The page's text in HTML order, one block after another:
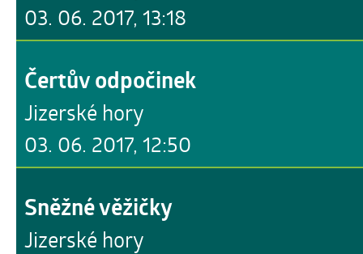
03. 06. 2017, 13:18
03. 06. 2017, 12:50
Čertův odpočinek
Jizerské hory
Sněžné věžičky
Jizerské hory